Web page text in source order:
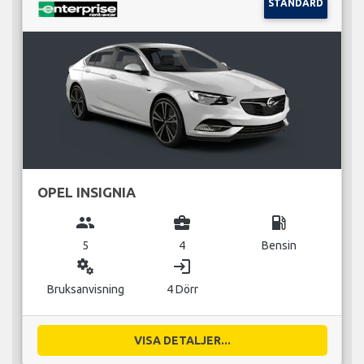
STANDARD
OPEL INSIGNIA
group
5
business_center
4
local_gas_station
Bensin
miscellaneous_services
Bruksanvisning
login
4 Dörr
VISA DETALJER...